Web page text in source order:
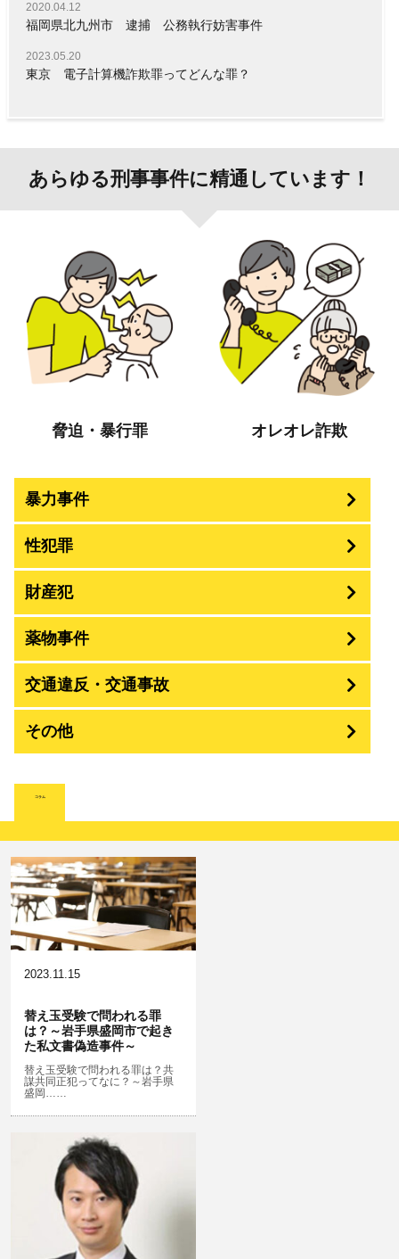
2020.04.12
福岡県北九州市 逮捕 公務執行妨害事件
2023.05.20
東京 電子計算機詐欺罪ってどんな罪？
あらゆる刑事事件に精通しています！
脅迫・暴行罪 オレオレ詐欺
暴力事件
逮捕・監禁
略取・誘拐・人身売買
業務妨害
公務執行妨害
性犯罪
盗撮・のぞき
強姦・準強姦
淫行・援助交際
公然わいせつ，わいせつ物頒布，淫
児童ポルノ・リベンジポルノ
財産犯
恐喝
横領 背任
薬物事件
覚せい剤
麻薬及び向精神薬
危険ドラッグ
交通違反・交通事故
無免許運転
危険運転行為等
その他
放火・失火
犯罪収益移転防止法違反
ストーカー事件
知財財産と刑事事件…動画の違法ダ
ウンロード・視聴、無断転載等
ネット犯罪
銃刀法違反
コラム
2023.11.15
替え玉受験で問われる罪
は？～岩手県盛岡市で起き
た私文書偽造事件～
替え玉受験で問われる罪は？共
謀共同正犯ってなに？～岩手県
盛岡……